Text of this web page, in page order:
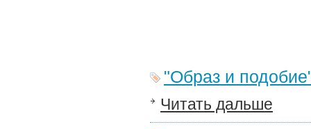
"Образ и
Читать дальше